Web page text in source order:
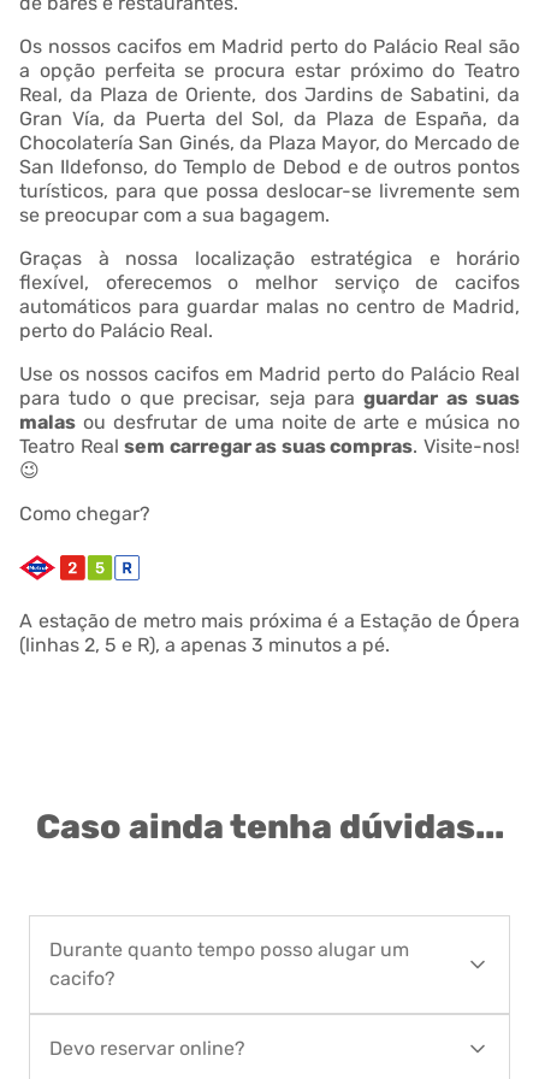
Os nossos cacifos em Madrid perto do Palácio Real são
a opção perfeita se procura estar próximo do Teatro
Real, da Plaza de Oriente, dos Jardins de Sabatini, da
Gran Vía, da Puerta del Sol, da Plaza de España, da
Chocolatería San Ginés, da Plaza Mayor, do Mercado de
San Ildefonso, do Templo de Debod e de outros pontos
turísticos, para que possa deslocar-se livremente sem
se preocupar com a sua bagagem.
Graças à nossa localização estratégica e horário
flexível, oferecemos o melhor serviço de cacifos
automáticos para guardar malas no centro de Madrid,
perto do Palácio Real.
Use os nossos cacifos em Madrid perto do Palácio Real
para tudo o que precisar, seja paraguardar as suas
malas ou desfrutar de uma noite de arte e música no
Teatro Realsem carregar as suas compras. Visite-nos!
😉
Como chegar?
A estação de metro mais próxima é a Estação de Ópera
(linhas 2, 5 e R), a apenas 3 minutos a pé.
Caso ainda tenha dúvidas...
Durante quanto tempo posso alugar um
cacifo?
por um período entre 1 dia, no mínimo, e 90 dias,
Devo reservar online?